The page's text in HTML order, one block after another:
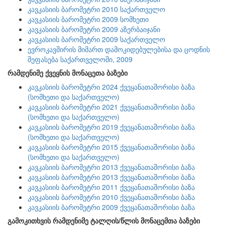
კავკასიის ბარომეტრი 2010 საქართველო
კავკასიის ბარომეტრი 2009 სომხეთი
კავკასიის ბარომეტრი 2009 აზერბაიჯანი
კავკასიის ბარომეტრი 2009 საქართველო
ევროკავშირის მიმართ დამოკიდებულებისა და ცოდნის
შეფასება საქართველოში, 2009
რამდენიმე ქვეყნის მონაცეთა ბაზები
კავკასიის ბარომეტრი 2024 ქვეყანათაშორისი ბაზა
(სომხეთი და საქართველო)
კავკასიის ბარომეტრი 2021 ქვეყანათაშორისი ბაზა
(სომხეთი და საქართველო)
კავკასიის ბარომეტრი 2019 ქვეყანათაშორისი ბაზა
(სომხეთი და საქართველო)
კავკასიის ბარომეტრი 2015 ქვეყანათაშორისი ბაზა
(სომხეთი და საქართველო)
კავკასიის ბარომეტრი 2013 ქვეყანათაშორისი ბაზა
კავკასიის ბარომეტრი 2013 ქვეყანათაშორისი ბაზა
კავკასიის ბარომეტრი 2011 ქვეყანათაშორისი ბაზა
კავკასიის ბარომეტრი 2010 ქვეყანათაშორისი ბაზა
კავკასიის ბარომეტრი 2009 ქვეყანათაშორისი ბაზა
გამოკითხვის რამდენიმე ტალღის/წლის მონაცემთა ბაზები